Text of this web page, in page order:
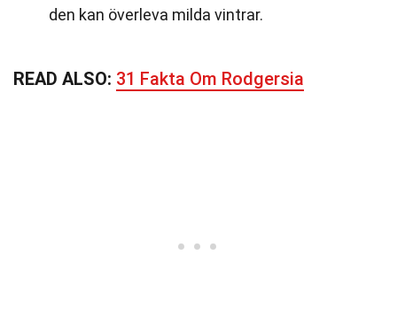
den kan överleva milda vintrar.
READ ALSO: 31 Fakta Om Rodgersia